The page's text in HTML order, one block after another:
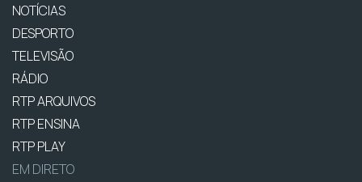
NOTÍCIAS
DESPORTO
TELEVISÃO
RÁDIO
RTP ARQUIVOS
RTP ENSINA
RTP PLAY
EM DIRETO